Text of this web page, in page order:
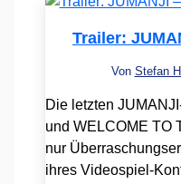
Trailer:
Von Stefan
Die letzten
und WELCOME TO
nur
ihres Videospiel-